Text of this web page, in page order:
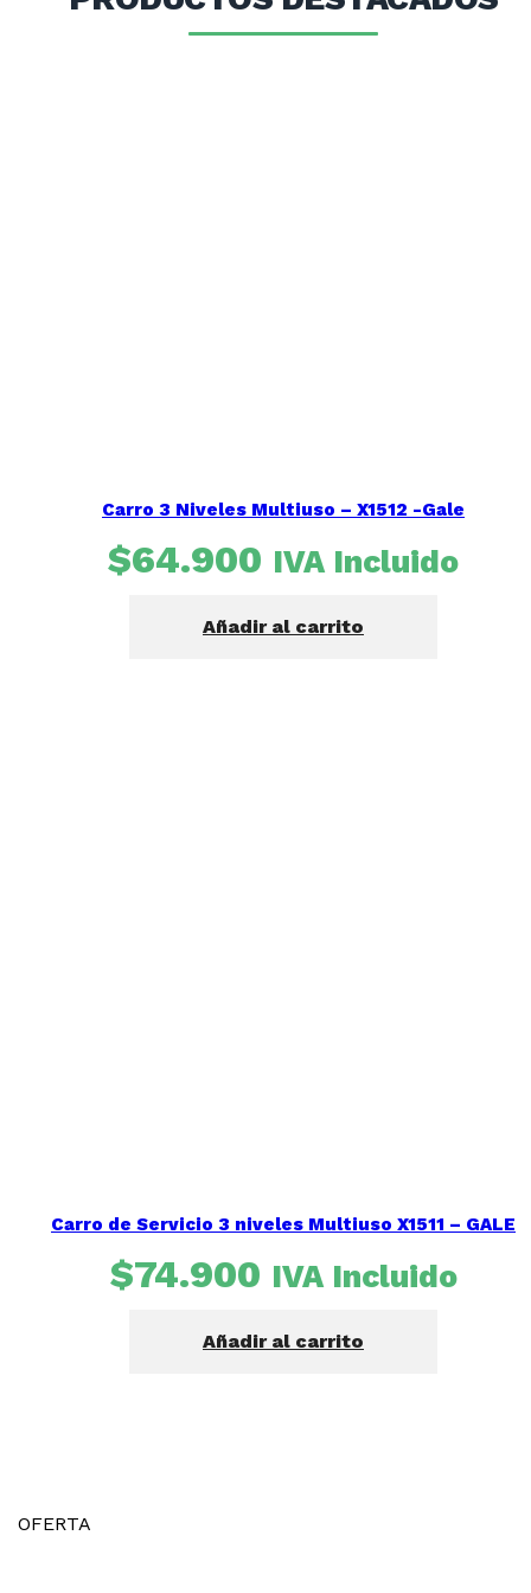
Carro 3 Niveles Multiuso – X1512 -Gale
$64.900 IVA Incluido
Añadir al carrito
Carro de Servicio 3 niveles Multiuso X1511 – GALE
$74.900 IVA Incluido
Añadir al carrito
OFERTA